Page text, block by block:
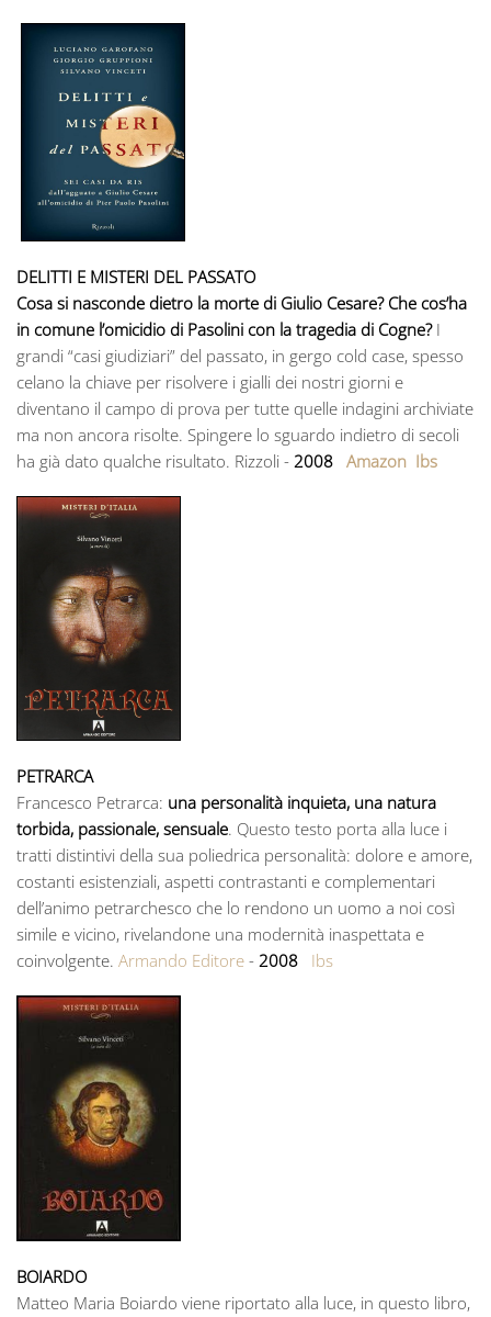
DELITTI E MISTERI DEL PASSATO
Cosa si nasconde dietro la morte di Giulio Cesare? Che cos’ha
in comune l’omicidio di Pasolini con la tragedia di Cogne?I
grandi “casi giudiziari” del passato, in gergo cold case, spesso
celano la chiave per risolvere i gialli dei nostri giorni e
diventano il campo di prova per tutte quelle indagini archiviate
ma non ancora risolte. Spingere lo sguardo indietro di secoli
ha già dato qualche risultato. Rizzoli - 2008 Amazon Ibs
PETRARCA
Francesco Petrarca: una personalità inquieta, una natura
torbida, passionale, sensuale. Questo testo porta alla luce i
tratti distintivi della sua poliedrica personalità: dolore e amore,
costanti esistenziali, aspetti contrastanti e complementari
dell’animo petrarchesco che lo rendono un uomo a noi così
simile e vicino, rivelandone una modernità inaspettata e
coinvolgente. Armando Editore - 2008 Ibs
BOIARDO
Matteo Maria Boiardo viene riportato alla luce, in questo libro,